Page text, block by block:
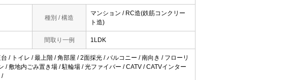
種別 / 構造
マンション / RC造(鉄筋コンクリー
ト造)
間取り一例 1LDK
/ トイレ / 最上階 / 角部屋 / 2面採光 / バルコニー / 南向き / フローリ
敷地内ごみ置き場 / 駐輪場 / 光ファイバー / CATV / CATVインター
/